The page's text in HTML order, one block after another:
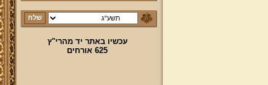
עכשיו באתר יד מהרי"ץ
625 אורחים